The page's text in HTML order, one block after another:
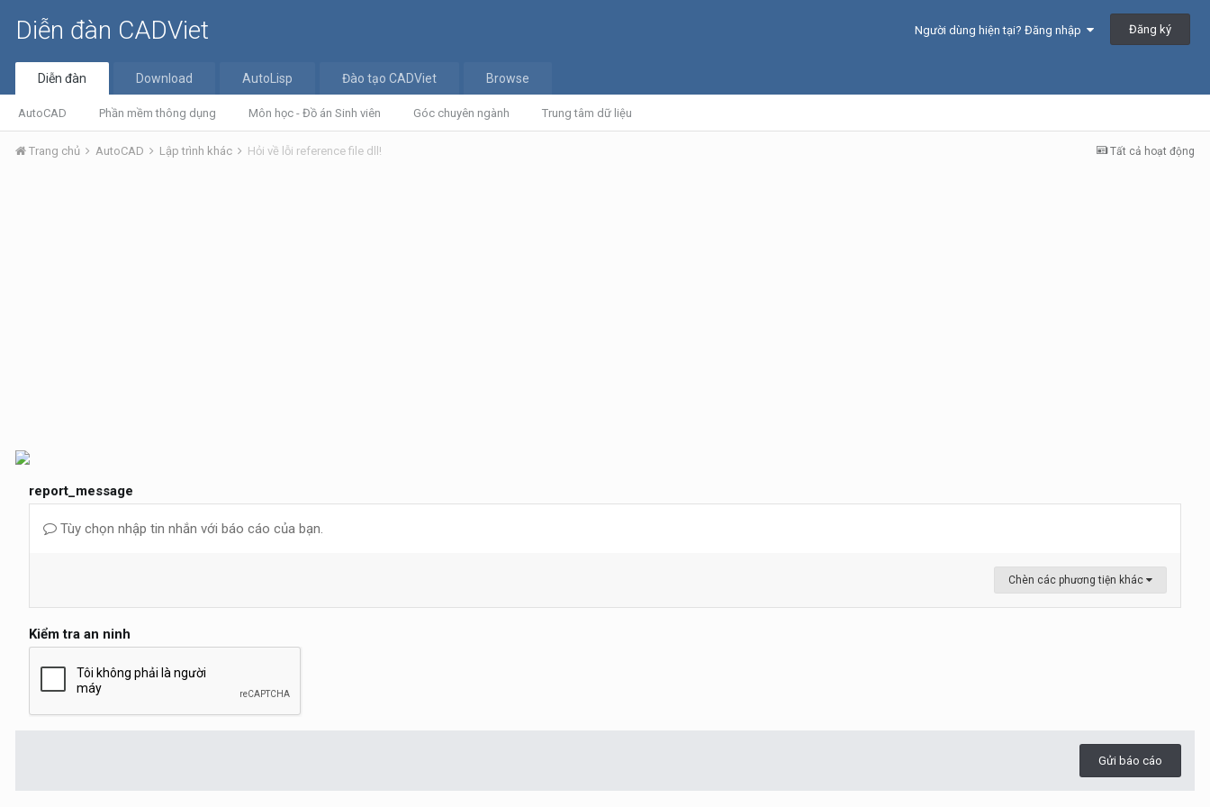
Diễn đàn CADViet Người dùng hiện tại? Đăng nhập Đăng ký
Diễn đàn
AutoCAD Phần mềm thông dụng Môn học - Đồ án Sinh viên Góc chuyên ngành Trung tâm dữ liệu
Download AutoLisp Đào tạo CADViet Browse
Tất cả hoạt động
Trang chủ AutoCAD Lập trình khác Hỏi về lỗi reference file dll!
report_message
Tùy chọn nhập tin nhắn với báo cáo của bạn.
Chèn các phương tiện khác
Kiểm tra an ninh
Gửi báo cáo